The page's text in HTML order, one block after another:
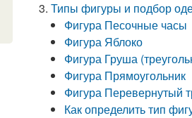
Типы фигуры и подбор
Фигура Песочные часы
Фигура Яблоко
Фигура Груша
Фигура Прямоугольник
Фигура Перевернутый
Как определить тип